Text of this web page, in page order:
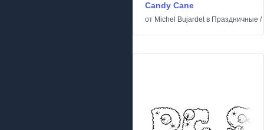
Candy Cane
от Michel Bujardetв Праздничные /